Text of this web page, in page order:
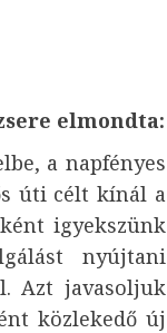
elmondta:
a napfényes
úti célt kínál a
igyekszünk
nyújtani
Azt javasoljuk
közlekedő új